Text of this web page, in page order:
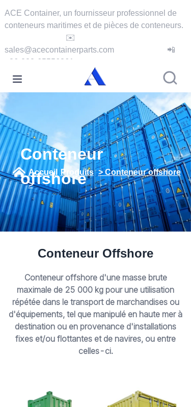
ACE Container, un fournisseur professionnel de
conteneurs maritimes et de pièces de conteneurs.
✉️
sales@acecontainerparts.com 📲
+86-022-65556861
Conteneur
offshore
Accueil
>
Produits > Conteneur offshore
Conteneur Offshore
Conteneur offshore d'une masse brute
maximale de 25 000 kg pour une utilisation
répétée dans le transport de marchandises ou
d'équipements, tel que manipulé en haute mer à
destination ou en provenance d'installations
fixes et/ou flottantes et de navires, ou entre
celles-ci.
Produits
Services
Cas
Actualités
Vidéos
Nous contacter